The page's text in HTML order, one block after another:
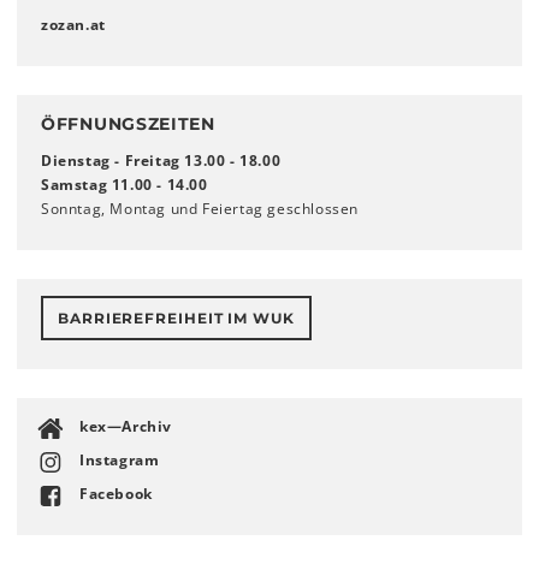
zozan.at
ÖFFNUNGSZEITEN
Dienstag - Freitag 13.00 - 18.00
Samstag 11.00 - 14.00
Sonntag, Montag und Feiertag geschlossen
BARRIEREFREIHEIT IM WUK
kex—Archiv
Instagram
Facebook